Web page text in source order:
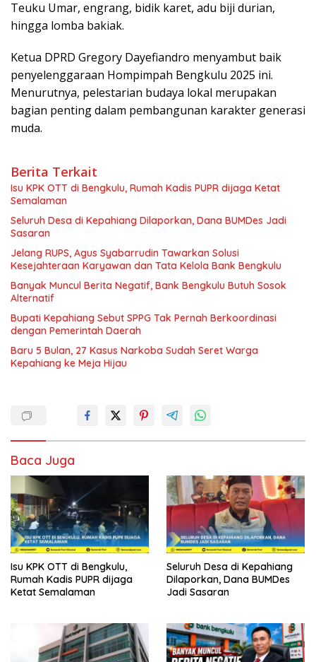
Teuku Umar, engrang, bidik karet, adu biji durian,
hingga lomba bakiak.
Ketua DPRD Gregory Dayefiandro menyambut baik
penyelenggaraan Hompimpah Bengkulu 2025 ini.
Menurutnya, pelestarian budaya lokal merupakan
bagian penting dalam pembangunan karakter generasi
muda.
Berita Terkait
Isu KPK OTT di Bengkulu, Rumah Kadis PUPR dijaga Ketat
Semalaman
Seluruh Desa di Kepahiang Dilaporkan, Dana BUMDes Jadi
Sasaran
Jelang RUPS, Agus Syabarrudin Tawarkan Solusi
Kesejahteraan Karyawan dan Tata Kelola Bank Bengkulu
Banyak Muncul Berita Negatif, Bank Bengkulu Butuh Sosok
Alternatif
Bupati Kepahiang Sebut SPPG Tak Pernah Berkoordinasi
dengan Pemerintah Daerah
Baru 5 Bulan, 27 Kasus Narkoba Sudah Seret Warga
Kepahiang ke Meja Hijau
Baca Juga
Isu KPK OTT di Bengkulu,
Rumah Kadis PUPR dijaga
Ketat Semalaman
Seluruh Desa di Kepahiang
Dilaporkan, Dana BUMDes
Jadi Sasaran